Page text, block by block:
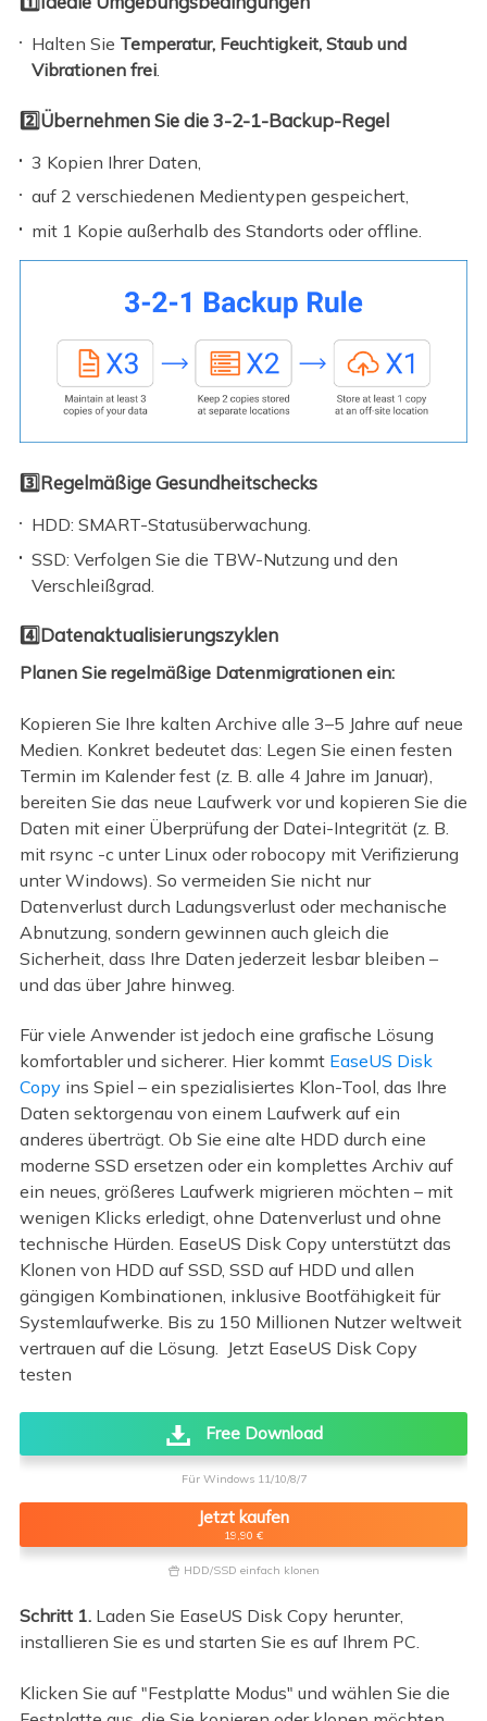
Halten Sie Temperatur, Feuchtigkeit, Staub und
Vibrationen frei.
2️⃣Übernehmen Sie die 3-2-1-Backup-Regel
3 Kopien Ihrer Daten,
auf 2 verschiedenen Medientypen gespeichert,
mit 1 Kopie außerhalb des Standorts oder offline.
3️⃣Regelmäßige Gesundheitschecks
HDD: SMART-Statusüberwachung.
SSD: Verfolgen Sie die TBW-Nutzung und den
Verschleißgrad.
4️⃣Datenaktualisierungszyklen
Planen Sie regelmäßige Datenmigrationen ein:
Kopieren Sie Ihre kalten Archive alle 3–5 Jahre auf neue
Medien. Konkret bedeutet das: Legen Sie einen festen
Termin im Kalender fest (z. B. alle 4 Jahre im Januar),
bereiten Sie das neue Laufwerk vor und kopieren Sie die
Daten mit einer Überprüfung der Datei-Integrität (z. B.
mit rsync -c unter Linux oder robocopy mit Verifizierung
unter Windows). So vermeiden Sie nicht nur
Datenverlust durch Ladungsverlust oder mechanische
Abnutzung, sondern gewinnen auch gleich die
Sicherheit, dass Ihre Daten jederzeit lesbar bleiben –
und das über Jahre hinweg.
Für viele Anwender ist jedoch eine grafische Lösung
komfortabler und sicherer. Hier kommt EaseUS Disk
Copy ins Spiel – ein spezialisiertes Klon-Tool, das Ihre
Daten sektorgenau von einem Laufwerk auf ein
anderes überträgt. Ob Sie eine alte HDD durch eine
moderne SSD ersetzen oder ein komplettes Archiv auf
ein neues, größeres Laufwerk migrieren möchten – mit
wenigen Klicks erledigt, ohne Datenverlust und ohne
technische Hürden. EaseUS Disk Copy unterstützt das
Klonen von HDD auf SSD, SSD auf HDD und allen
gängigen Kombinationen, inklusive Bootfähigkeit für
Systemlaufwerke. Bis zu 150 Millionen Nutzer weltweit
vertrauen auf die Lösung. Jetzt EaseUS Disk Copy
testen
Free Download
Für Windows 11/10/8/7
Jetzt kaufen
19,90 €
 HDD/SSD einfach klonen
Schritt 1.Laden Sie EaseUS Disk Copy herunter,
installieren Sie es und starten Sie es auf Ihrem PC.
Klicken Sie auf "Festplatte Modus" und wählen Sie die